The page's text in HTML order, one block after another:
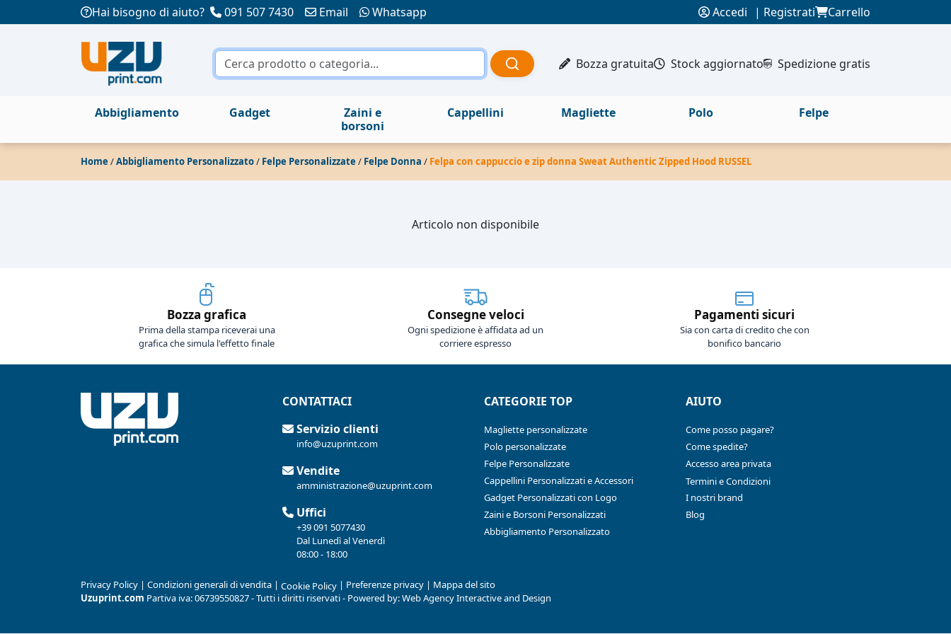
Hai bisogno di aiuto? 091 507 7430 Email Whatsapp Accedi | Registrati Carrello
Bozza gratuita Stock aggiornato Spedizione gratis
Abbigliamento Gadget
Zaini e
borsoni
Cappellini Magliette Polo Felpe
Home /Abbigliamento Personalizzato/ Felpe Personalizzate / Felpe Donna / Felpa con cappuccio e zip donna Sweat Authentic Zipped Hood RUSSEL
Articolo non disponibile
Bozza grafica
Prima della stampa riceverai una
grafica che simula l'effetto finale
Consegne veloci
Ogni spedizione è affidata ad un
corriere espresso
Pagamenti sicuri
Sia con carta di credito che con
bonifico bancario
CONTATTACI
Servizio clienti
info@uzuprint.com
Vendite
amministrazione@uzuprint.com
Uffici
+39 091 5077430
Dal Lunedì al Venerdì
08:00 - 18:00
CATEGORIE TOP
Magliette personalizzate
Polo personalizzate
Felpe Personalizzate
Cappellini Personalizzati e Accessori
Gadget Personalizzati con Logo
Zaini e Borsoni Personalizzati
Abbigliamento Personalizzato
AIUTO
Come posso pagare?
Come spedite?
Accesso area privata
Termini e Condizioni
I nostri brand
Blog
Privacy Policy | Condizioni generali di vendita | Cookie Policy | Preferenze privacy | Mappa del sito
Uzuprint.com Partiva iva: 06739550827 - Tutti i diritti riservati - Powered by:Web Agency Interactive and Design